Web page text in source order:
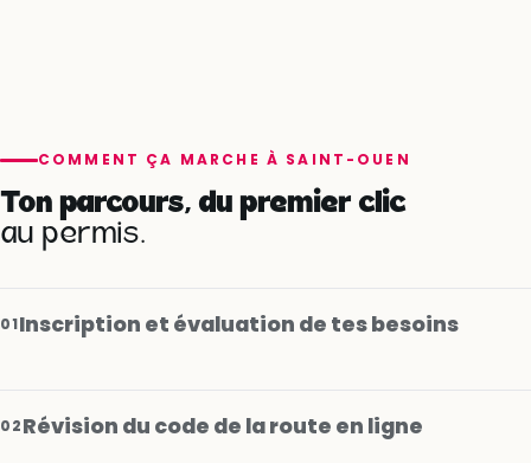
COMMENT ÇA MARCHE À SAINT-OUEN
Ton parcours, du premier clic
au permis.
01Inscription et évaluation de tes besoins
02Révision du code de la route en ligne